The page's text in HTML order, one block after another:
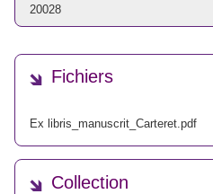
20028
Fichiers
Ex libris_manuscrit_Carteret.pdf
Collection